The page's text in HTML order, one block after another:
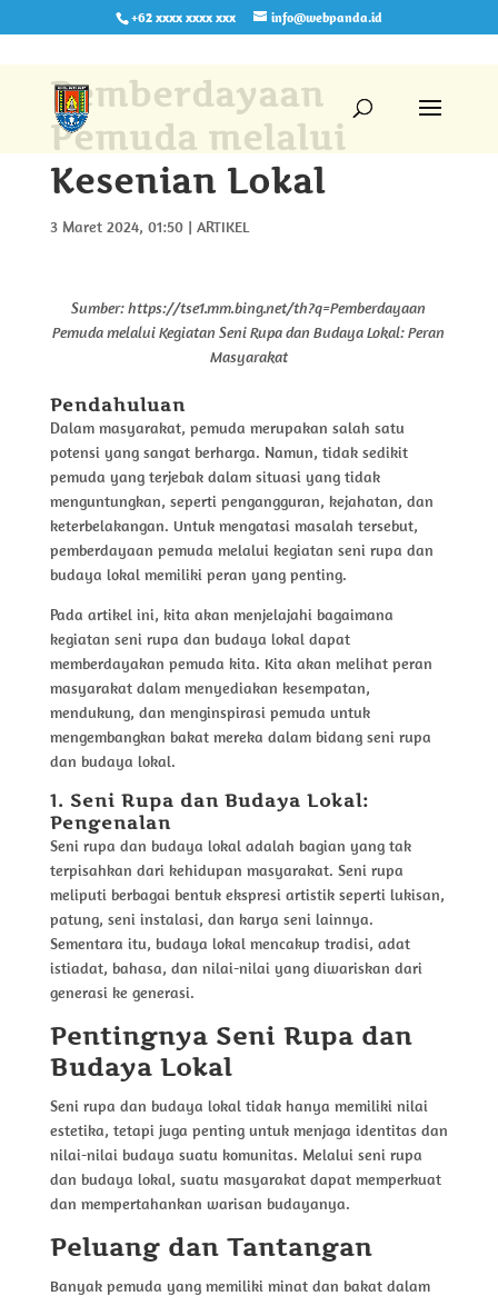
+62 xxxx xxxx xxx info@webpanda.id
Pemberdayaan
Pemuda melalui
Kesenian Lokal
3 Maret 2024, 01:50| ARTIKEL
Sumber: https://tse1.mm.bing.net/th?q=Pemberdayaan
Pemuda melalui Kegiatan Seni Rupa dan Budaya Lokal: Peran
Masyarakat
Pendahuluan
Dalam masyarakat, pemuda merupakan salah satu
potensi yang sangat berharga. Namun, tidak sedikit
pemuda yang terjebak dalam situasi yang tidak
menguntungkan, seperti pengangguran, kejahatan, dan
keterbelakangan. Untuk mengatasi masalah tersebut,
pemberdayaan pemuda melalui kegiatan seni rupa dan
budaya lokal memiliki peran yang penting.
Pada artikel ini, kita akan menjelajahi bagaimana
kegiatan seni rupa dan budaya lokal dapat
memberdayakan pemuda kita. Kita akan melihat peran
masyarakat dalam menyediakan kesempatan,
mendukung, dan menginspirasi pemuda untuk
mengembangkan bakat mereka dalam bidang seni rupa
dan budaya lokal.
1. Seni Rupa dan Budaya Lokal:
Pengenalan
Seni rupa dan budaya lokal adalah bagian yang tak
terpisahkan dari kehidupan masyarakat. Seni rupa
meliputi berbagai bentuk ekspresi artistik seperti lukisan,
patung, seni instalasi, dan karya seni lainnya.
Sementara itu, budaya lokal mencakup tradisi, adat
istiadat, bahasa, dan nilai-nilai yang diwariskan dari
generasi ke generasi.
Pentingnya Seni Rupa dan
Budaya Lokal
Seni rupa dan budaya lokal tidak hanya memiliki nilai
estetika, tetapi juga penting untuk menjaga identitas dan
nilai-nilai budaya suatu komunitas. Melalui seni rupa
dan budaya lokal, suatu masyarakat dapat memperkuat
dan mempertahankan warisan budayanya.
Peluang dan Tantangan
Banyak pemuda yang memiliki minat dan bakat dalam